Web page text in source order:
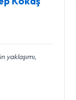
yaklaşımı,